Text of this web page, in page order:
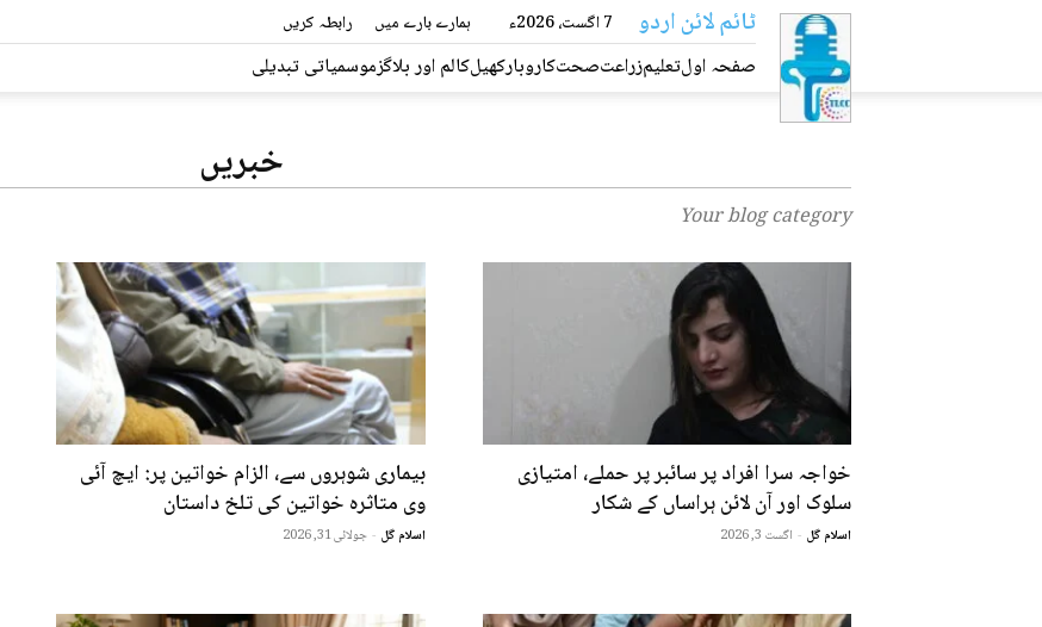
ٹائم
لائن
اردو
7 اگست، 2026ء ہمارے بارے میں رابطہ کریں
صفحہ اولتعلیمزراعتصحتکاروبارکھیلکالم اور بلاگزموسمیاتی تبدیلی
خبریں
Your blog category
خواجہ سرا افراد پر سائبر پر حملے، امتیازی
سلوک اور آن لائن ہراساں کے شکار
اسلام گل - اگست 3, 2026
بیماری شوہروں سے، الزام خواتین پر: ایچ آئی
وی متاثرہ خواتین کی تلخ داستان
اسلام گل - جولائی 31, 2026